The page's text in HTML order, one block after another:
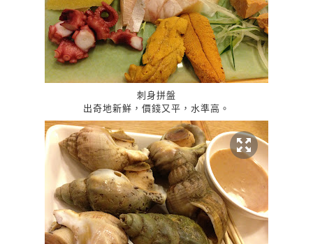
刺身拼盤
出奇地新鮮，價錢又平，水準高。